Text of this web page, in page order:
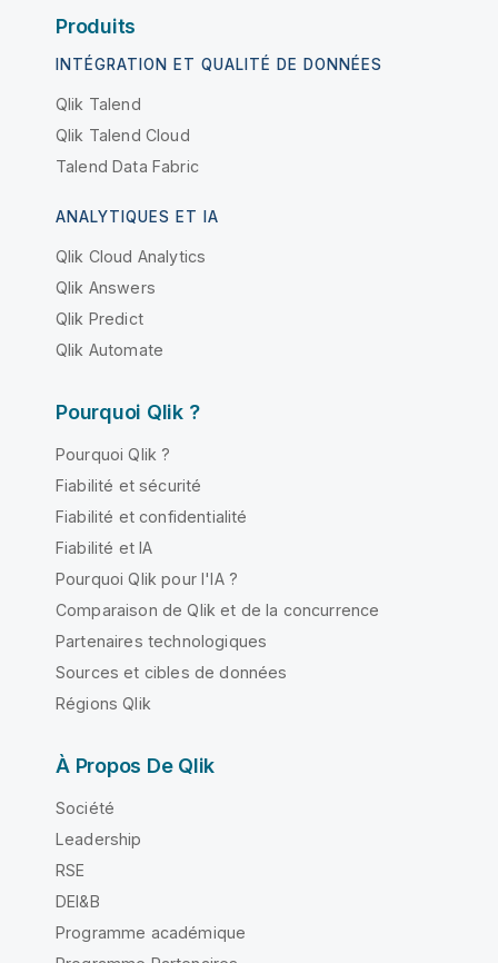
Produits
INTÉGRATION ET QUALITÉ DE DONNÉES
Qlik Talend
Qlik Talend Cloud
Talend Data Fabric
ANALYTIQUES ET IA
Qlik Cloud Analytics
Qlik Answers
Qlik Predict
Qlik Automate
Pourquoi Qlik ?
Pourquoi Qlik ?
Fiabilité et sécurité
Fiabilité et confidentialité
Fiabilité et IA
Pourquoi Qlik pour l'IA ?
Comparaison de Qlik et de la concurrence
Partenaires technologiques
Sources et cibles de données
Régions Qlik
À Propos De Qlik
Société
Leadership
RSE
DEI&B
Programme académique